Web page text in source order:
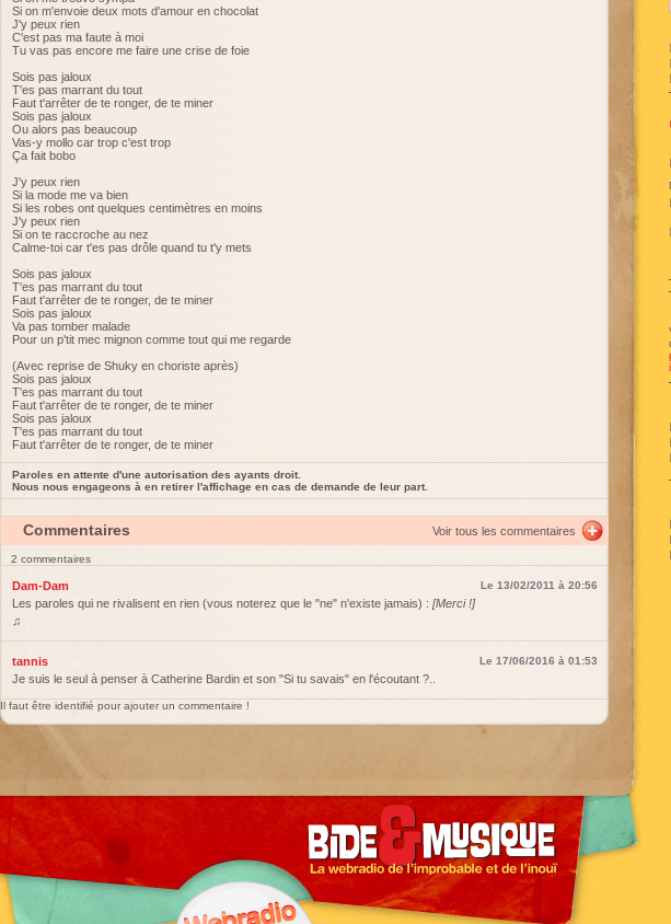
Si on m'envoie deux mots d'amour en chocolat
J'y peux rien
C'est pas ma faute à moi
Tu vas pas encore me faire une crise de foie
Sois pas jaloux
T'es pas marrant du tout
Faut t'arrêter de te ronger, de te miner
Sois pas jaloux
Ou alors pas beaucoup
Vas-y mollo car trop c'est trop
Ça fait bobo
J'y peux rien
Si la mode me va bien
Si les robes ont quelques centimètres en moins
J'y peux rien
Si on te raccroche au nez
Calme-toi car t'es pas drôle quand tu t'y mets
Sois pas jaloux
T'es pas marrant du tout
Faut t'arrêter de te ronger, de te miner
Sois pas jaloux
Va pas tomber malade
Pour un p'tit mec mignon comme tout qui me regarde
(Avec reprise de Shuky en choriste après)
Sois pas jaloux
T'es pas marrant du tout
Faut t'arrêter de te ronger, de te miner
Sois pas jaloux
T'es pas marrant du tout
Faut t'arrêter de te ronger, de te miner
Paroles en attente d'une autorisation des ayants droit.
Nous nous engageons à en retirer l'affichage en cas de demande de leur part.
Commentaires Voir tous les commentaires
2 commentaires
Dam-Dam Le 13/02/2011 à 20:56
Les paroles qui ne rivalisent en rien (vous noterez que le "ne" n'existe jamais) : [Merci !]
♫
tannis Le 17/06/2016 à 01:53
Je suis le seul à penser à Catherine Bardin et son "Si tu savais" en l'écoutant ?..
Il faut être identifié pour ajouter un commentaire !